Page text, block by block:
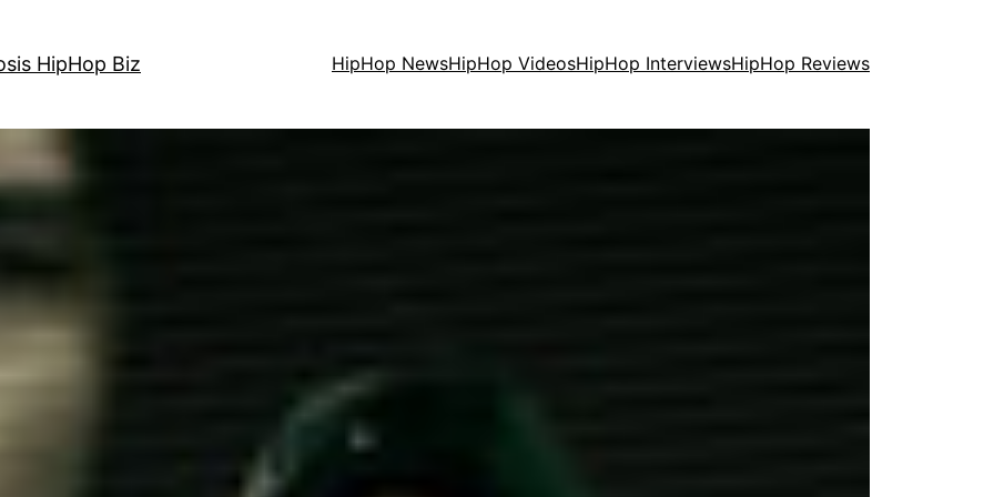
HipHop Biz HipHop NewsHipHop VideosHipHop InterviewsHipHop Reviews